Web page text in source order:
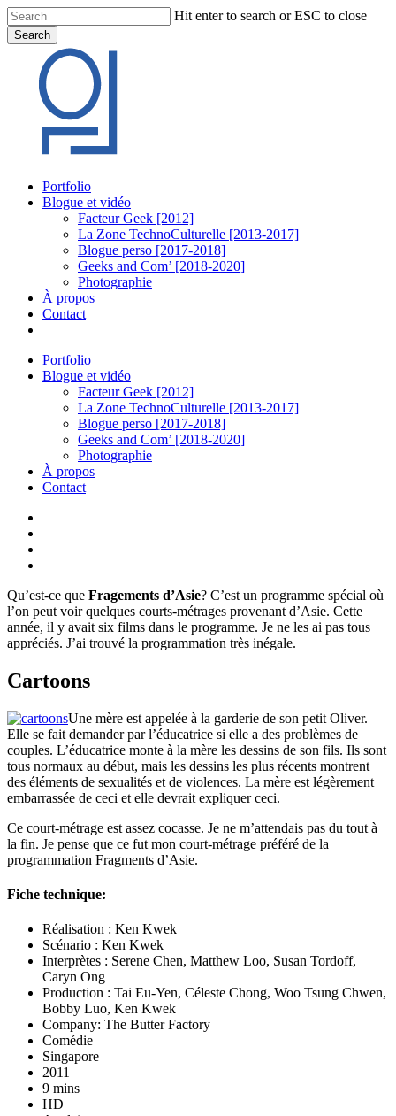
Skip
to
main
content
Hit enter to search or ESC to close
Search
Search
Menu
Portfolio
Blogue et vidéo
Facteur Geek [2012]
La Zone TechnoCulturelle [2013-2017]
Blogue perso [2017-2018]
Geeks and Com’ [2018-2020]
Photographie
À propos
Contact
Portfolio
Blogue et vidéo
Facteur Geek [2012]
La Zone TechnoCulturelle [2013-2017]
Blogue perso [2017-2018]
Geeks and Com’ [2018-2020]
Photographie
À propos
Contact
Qu’est-ce que Fragements d’Asie? C’est un programme spécial où
l’on peut voir quelques courts-métrages provenant d’Asie. Cette
année, il y avait six films dans le programme. Je ne les ai pas tous
appréciés. J’ai trouvé la programmation très inégale.
Cartoons
Une mère est appelée à la garderie de son petit Oliver.
Elle se fait demander par l’éducatrice si elle a des problèmes de
couples. L’éducatrice monte à la mère les dessins de son fils. Ils sont
tous normaux au début, mais les dessins les plus récents montrent
des éléments de sexualités et de violences. La mère est légèrement
embarrassée de ceci et elle devrait expliquer ceci.
Ce court-métrage est assez cocasse. Je ne m’attendais pas du tout à
la fin. Je pense que ce fut mon court-métrage préféré de la
programmation Fragments d’Asie.
Fiche technique:
Réalisation : Ken Kwek
Scénario : Ken Kwek
Interprètes : Serene Chen, Matthew Loo, Susan Tordoff,
Caryn Ong
Production : Tai Eu-Yen, Céleste Chong, Woo Tsung Chwen,
Bobby Luo, Ken Kwek
Company: The Butter Factory
Comédie
Singapore
2011
9 mins
HD